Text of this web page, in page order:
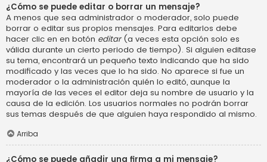
¿Cómo se puede editar o borrar un mensaje?
A menos que sea administrador o moderador, solo puede
borrar o editar sus propios mensajes. Para editarlos debe
hacer clic en en botón editar(a veces esta opción solo es
válida durante un cierto periodo de tiempo). Si alguien editase
su tema, encontrará un pequeño texto indicando que ha sido
modificado y las veces que lo ha sido. No aparece si fue un
moderador o la administración quién lo editó, aunque la
mayoría de las veces el editor deja su nombre de usuario y la
causa de la edición. Los usuarios normales no podrán borrar
sus temas después de que alguien haya respondido al mismo.
Arriba
¿Cómo se puede añadir una firma a mi mensaje?